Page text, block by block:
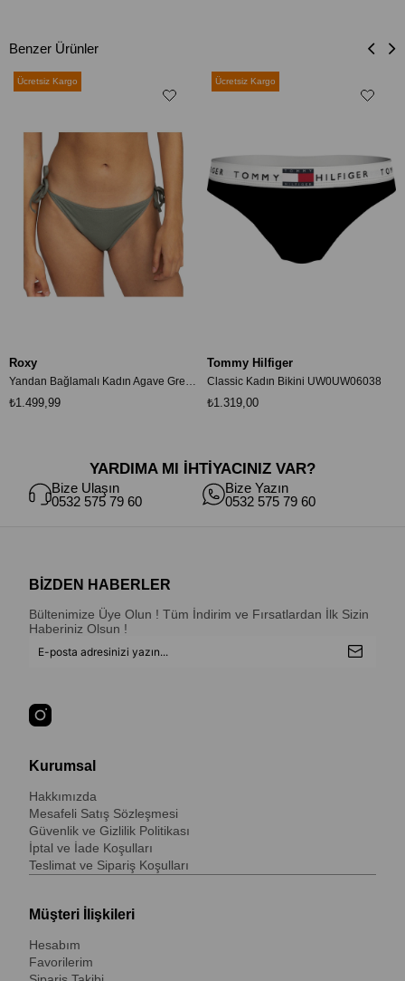
Benzer Ürünler
Roxy
₺1.499,99
Ücretsiz Kargo
Tommy Hilfiger
Classic Kadın Bikini UW0UW06038
₺1.319,00
Ücretsiz Kargo
YARDIMA MI İHTİYACINIZ VAR?
Bize Ulaşın
0532 575 79 60
Bize Yazın
0532 575 79 60
BİZDEN HABERLER
Bültenimize Üye Olun ! Tüm İndirim ve Fırsatlardan İlk Sizin
Haberiniz Olsun !
Kurumsal
Hakkımızda
Mesafeli Satış Sözleşmesi
Güvenlik ve Gizlilik Politikası
İptal ve İade Koşulları
Teslimat ve Sipariş Koşulları
Müşteri İlişkileri
Hesabım
Favorilerim